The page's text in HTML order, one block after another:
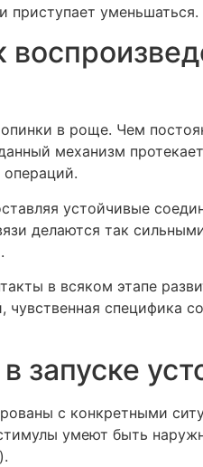
приступает уменьшаться.
в роще. Чем
механизм
устойчивые
делаются так
в всяком этапе
специфика
запуске
с конкретными
умеют быть